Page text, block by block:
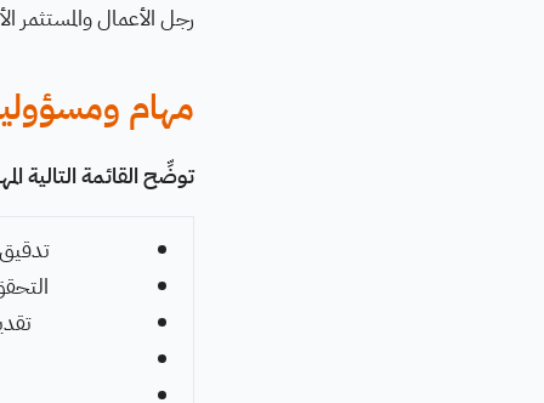
رجل الأعمال والمستثمر
مهام
توضِّح القائمة التالية